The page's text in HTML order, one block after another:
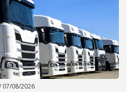
07/08/2026